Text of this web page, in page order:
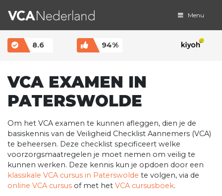
MAIN NAVIGATION Menu
8.6 94%
VCA EXAMEN IN
PATERSWOLDE
Om het VCA examen te kunnen afleggen, dien je de
basiskennis van de Veiligheid Checklist Aannemers (VCA)
te beheersen. Deze checklist specificeert welke
voorzorgsmaatregelen je moet nemen om veilig te
kunnen werken. Deze kennis kun je opdoen door een
klassikale VCA cursus in Paterswolde te volgen, via de
online VCA cursus of met het VCA cursusboek.